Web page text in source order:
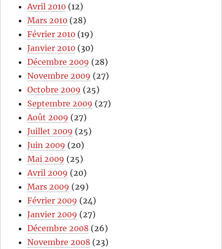
Avril 2010 (12)
Mars 2010 (28)
Février 2010 (19)
Janvier 2010 (30)
Décembre 2009 (28)
Novembre 2009 (27)
Octobre 2009 (25)
Septembre 2009 (27)
Août 2009 (27)
Juillet 2009 (25)
Juin 2009 (20)
Mai 2009 (25)
Avril 2009 (20)
Mars 2009 (29)
Février 2009 (24)
Janvier 2009 (27)
Décembre 2008 (26)
Novembre 2008 (23)